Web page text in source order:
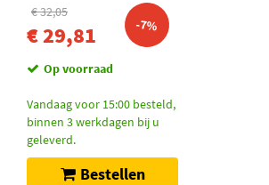
€ 32,05
€ 29,81 -7%
Op voorraad
Vandaag voor 15:00 besteld,
binnen 3 werkdagen bij u
geleverd.
Bestellen